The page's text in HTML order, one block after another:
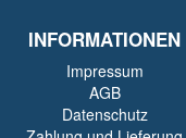
INFORMATIONEN
Impressum
AGB
Datenschutz